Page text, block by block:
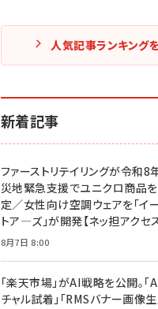
人気記事ランキング
新着記事
ファーストリテイリングが令和
災地緊急支援でユニクロ商品
定／女性向け空調ウェアを「イ
トア―ズ」が開発【ネッ担アクセ
8月7日 8:00
「楽天市場」がAI戦略を公開。「
チャル試着」「RMSバナー画像